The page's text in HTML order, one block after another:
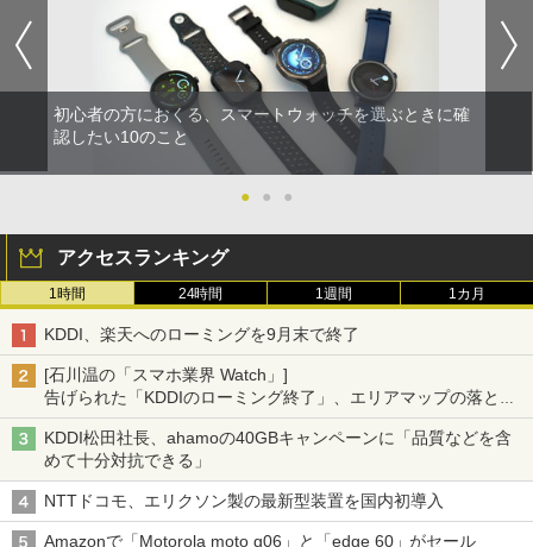
初心者の方におくる、スマートウォッチを選ぶときに確
認したい10のこと
● ● ●
アクセスランキング
1時間 24時間 1週間 1カ月
KDDI、楽天へのローミングを9月末で終了
[石川温の「スマホ業界 Watch」]
告げられた「KDDIのローミング終了」、エリアマップの落とし
穴と楽天モバイルの課題
KDDI松田社長、ahamoの40GBキャンペーンに「品質などを含
めて十分対抗できる」
NTTドコモ、エリクソン製の最新型装置を国内初導入
Amazonで「Motorola moto g06」と「edge 60」がセール